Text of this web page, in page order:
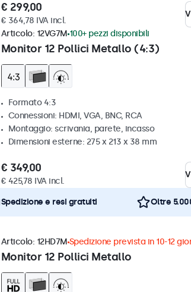
€ 299,00
€ 364,78 IVA incl.
Monitor 12 Pollici Metallo (4:3)
Articolo: 12VG7M 100+ pezzi disponibili
Formato 4:3
Connessioni: HDMI, VGA, BNC, RCA
Montaggio: scrivania, parete, incasso
Dimensioni esterne: 275 x 213 x 38 mm
€ 349,00
€ 425,78 IVA incl.
Spedizione e resi gratuiti Oltre
Monitor 12 Pollici Metallo
Articolo: 12HD7M Spedizione prevista in 10-12